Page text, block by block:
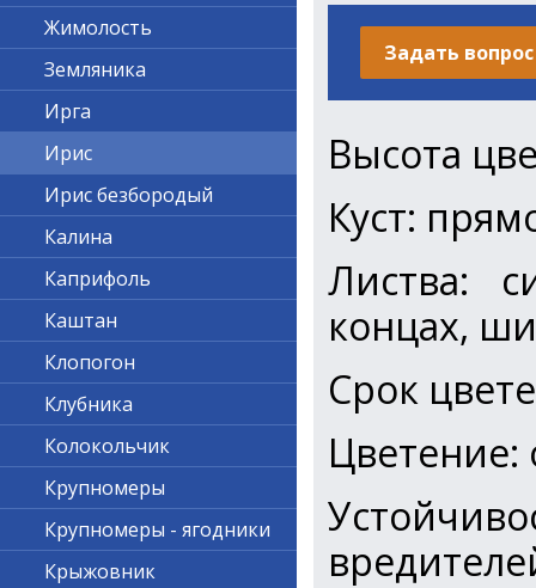
Задать вопрос
Высота
Куст:
Листва:
концах,
Срок
Цветение:
Жимолость
Земляника
Ирга
Ирис
Ирис безбородый
Калина
Каприфоль
Каштан
Клопогон
Клубника
Колокольчик
Крупномеры
Крупномеры - ягодники
Крыжовник